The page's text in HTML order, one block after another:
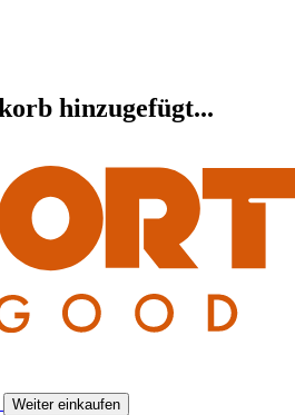
hinzugefügt...
Weiter einkaufen